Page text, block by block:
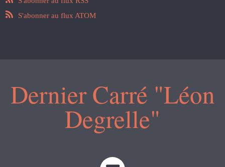
S'abonner au flux ATOM
Dernier Carré "Léon
Degrelle"